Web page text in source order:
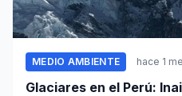
MEDIO AMBIENTE hace 1
Glaciares en el Perú: